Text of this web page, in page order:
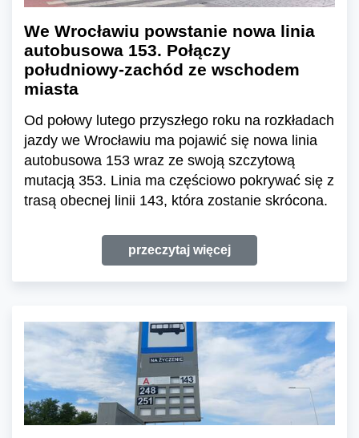
We Wrocławiu powstanie nowa linia
autobusowa 153. Połączy
południowy-zachód ze wschodem
miasta
Od połowy lutego przyszłego roku na rozkładach
jazdy we Wrocławiu ma pojawić się nowa linia
autobusowa 153 wraz ze swoją szczytową
mutacją 353. Linia ma częściowo pokrywać się z
trasą obecnej linii 143, która zostanie skrócona.
przeczytaj więcej